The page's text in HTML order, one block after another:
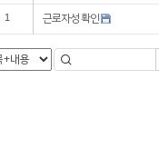
1 근로자성 확인